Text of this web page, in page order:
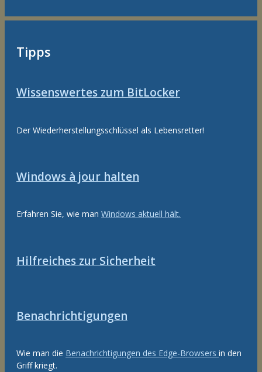
Tipps
Wissenswertes zum BitLocker
Der Wiederherstellungsschlüssel als Lebensretter!
Windows à jour halten
Erfahren Sie, wie man Windows aktuell hält.
Hilfreiches zur Sicherheit
Benachrichtigungen
Wie man die Benachrichtigungen des Edge-Browsers in den
Griff kriegt.